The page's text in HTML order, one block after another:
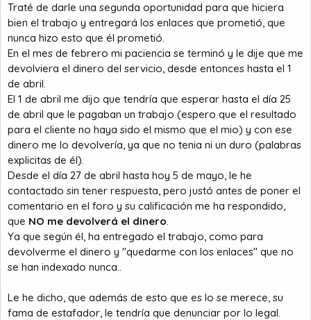
Traté de darle una segunda oportunidad para que hiciera
bien el trabajo y entregará los enlaces que prometió, que
nunca hizo esto que él prometió.
En el mes de febrero mi paciencia se terminó y le dije que me
devolviera el dinero del servicio, desde entonces hasta el 1
de abril.
El 1 de abril me dijo que tendría que esperar hasta el día 25
de abril que le pagaban un trabajo (espero que el resultado
para el cliente no haya sido el mismo que el mio) y con ese
dinero me lo devolvería, ya que no tenia ni un duro (palabras
explicitas de él).
Desde el día 27 de abril hasta hoy 5 de mayo, le he
contactado sin tener respuesta, pero justó antes de poner el
comentario en el foro y su calificación me ha respondido,
que NO me devolverá el dinero.
Ya que según él, ha entregado el trabajo, como para
devolverme el dinero y "quedarme con los enlaces" que no
se han indexado nunca..
Le he dicho, que además de esto que es lo se merece, su
fama de estafador, le tendría que denunciar por lo legal.